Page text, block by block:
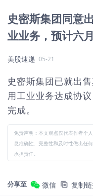
史密斯集团同意
业业务，预计六
美股速递 05-21
史密斯集团已就出
用工业业务达成协
完成。
免责声明：本文观点仅代表作者个
息准确性、完整性和及时性做出任
承担责任。
分享至 微信 复制